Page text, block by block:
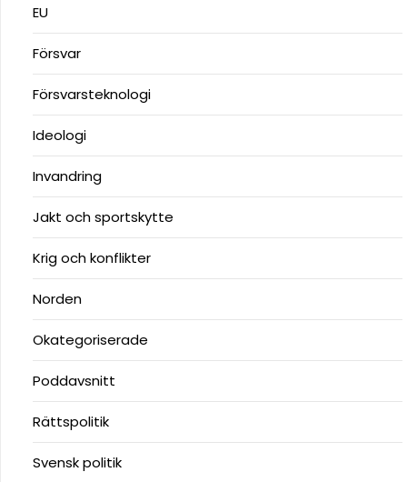
EU
Försvar
Försvarsteknologi
Ideologi
Invandring
Jakt och sportskytte
Krig och konflikter
Norden
Okategoriserade
Poddavsnitt
Rättspolitik
Svensk politik